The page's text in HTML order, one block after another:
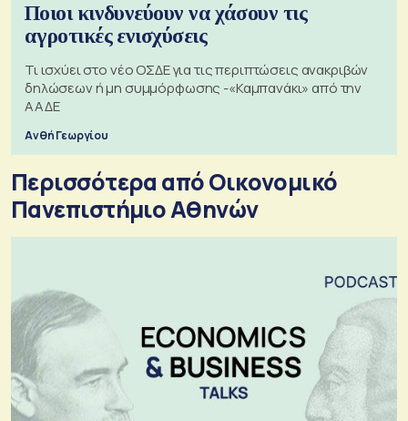
Ποιοι κινδυνεύουν να χάσουν τις
αγροτικές ενισχύσεις
Τι ισχύει στο νέο ΟΣΔΕ για τις περιπτώσεις ανακριβών
δηλώσεων ή μη συμμόρφωσης -«Καμπανάκι» από την
ΑΑΔΕ
Ανθή Γεωργίου
Περισσότερα από Οικονομικό
Πανεπιστήμιο Αθηνών